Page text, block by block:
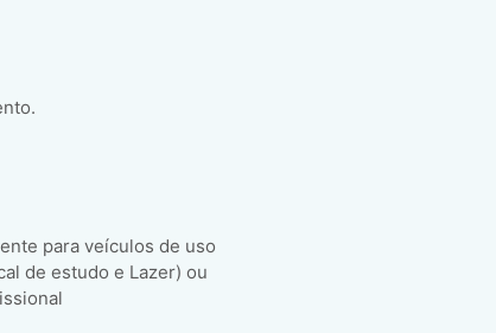
para veículos de uso
de estudo e Lazer) ou